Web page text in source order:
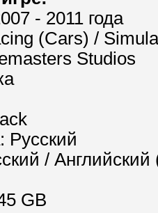
- 2011 года
(Cars) /
Studios
Русский
/
GB